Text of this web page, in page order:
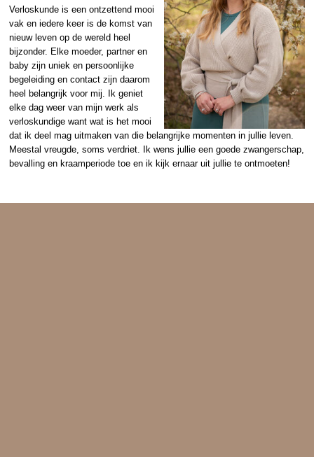
Verloskunde is een ontzettend mooi
vak en iedere keer is de komst van
nieuw leven op de wereld heel
bijzonder. Elke moeder, partner en
baby zijn uniek en persoonlijke
begeleiding en contact zijn daarom
heel belangrijk voor mij. Ik geniet
elke dag weer van mijn werk als
verloskundige want wat is het mooi
dat ik deel mag uitmaken van die belangrijke momenten in jullie leven.
Meestal vreugde, soms verdriet. Ik wens jullie een goede zwangerschap,
bevalling en kraamperiode toe en ik kijk ernaar uit jullie te ontmoeten!